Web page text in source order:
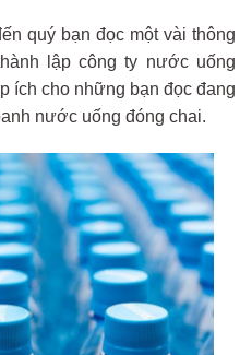
quý bạn đọc một vài thông
lập công ty nước uống
ích cho những bạn đọc đang
nước uống đóng chai.